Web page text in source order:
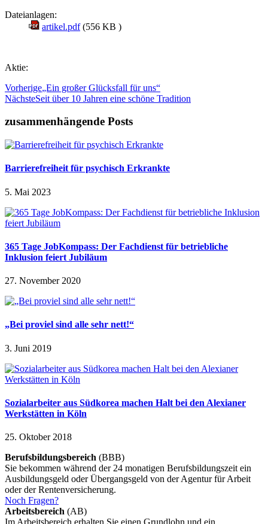
Dateianlagen:
artikel.pdf (556 KB )
Aktie:
Vorherige„Ein großer Glücksfall für uns“
NächsteSeit über 10 Jahren eine schöne Tradition
zusammenhängende Posts
Barrierefreiheit für psychisch Erkrankte
5. Mai 2023
365 Tage JobKompass: Der Fachdienst für betriebliche
Inklusion feiert Jubiläum
27. November 2020
„Bei proviel sind alle sehr nett!“
3. Juni 2019
Sozialarbeiter aus Südkorea machen Halt bei den Alexianer
Werkstätten in Köln
25. Oktober 2018
Berufsbildungsbereich (BBB)
Sie bekommen während der 24 monatigen Berufsbildungszeit ein
Ausbildungsgeld oder Übergangsgeld von der Agentur für Arbeit
oder der Rentenversicherung.
Noch Fragen?
Arbeitsbereich (AB)